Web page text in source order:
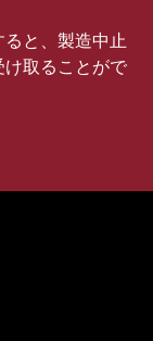
と、製造中止
取ることがで